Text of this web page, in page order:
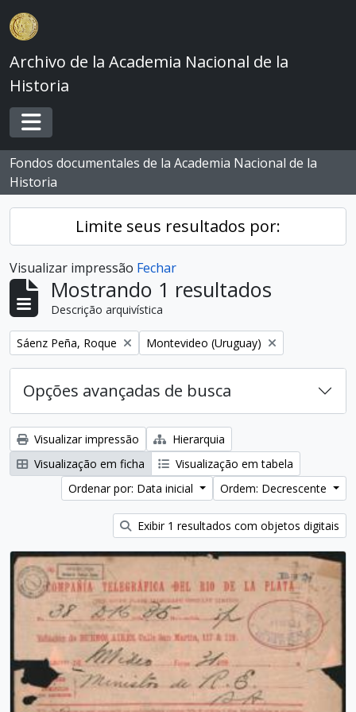
Skip to main content
Archivo de la Academia Nacional de la
Historia
Toggle navigation
Fondos documentales de la Academia Nacional de la
Historia
Limite seus resultados por:
Visualizar impressão Fechar
Mostrando 1 resultados
Descrição arquivística
Remover filtro:
Sáenz Peña, Roque Remover filtro:
Montevideo (Uruguay)
Opções avançadas de busca
Visualizar impressão
Hierarquia
Visualização em ficha
Visualização em tabela
Ordenar por: Data inicial
Ordem: Decrescente
Exibir 1 resultados com objetos digitais